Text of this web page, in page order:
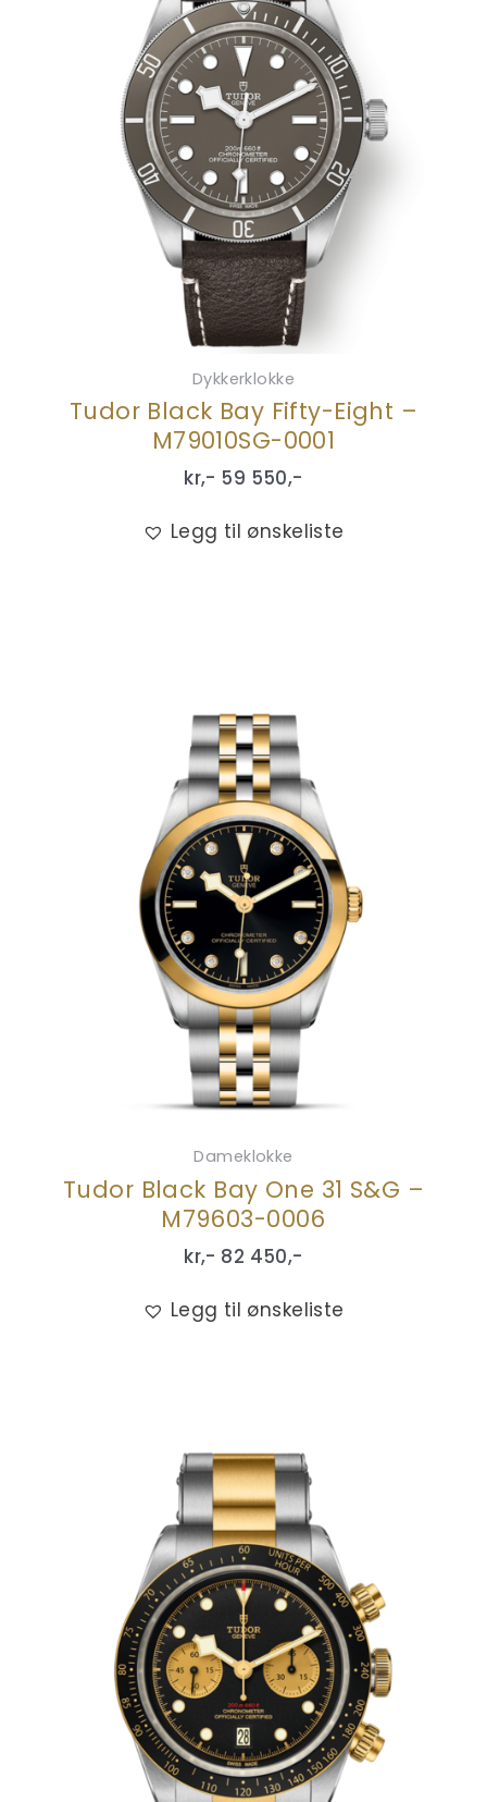
Dykkerklokke
Tudor Black Bay Fifty-Eight –
M79010SG-0001
kr,- 59 550,-
Legg til ønskeliste
Dameklokke
Tudor Black Bay One 31 S&G –
M79603-0006
kr,- 82 450,-
Legg til ønskeliste